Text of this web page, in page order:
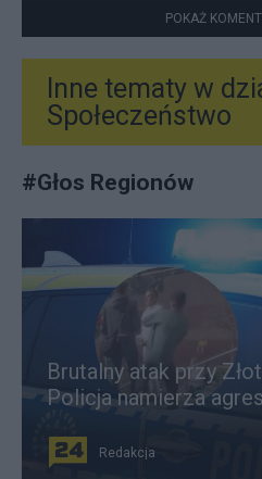
POKAŻ
Inne tematy w
Społeczeństwo
#Głos Regionów
Brutalny atak przy
Policja namierza
Redakcja